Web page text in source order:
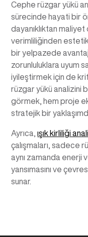
Cephe rüzgar yükü
sürecinde hayati bir
dayanıklıktan
verimliliğinden
bir yelpazede avantaj
zorunluluklara uyum
iyileştirmek için de
rüzgar yükü analizini
görmek, hem proje
stratejik bir
Ayrıca,ışık kirliliği
çalışmaları, sadece
aynı zamanda enerji
yansımasını ve
sunar.